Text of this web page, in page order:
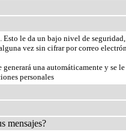
le da un bajo nivel de
vez sin cifrar por correo
una automáticamente y se
personales
mensajes?